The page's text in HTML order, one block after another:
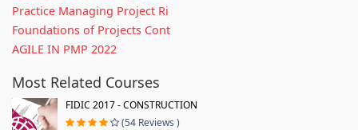
Practice Managing Project Ri
Foundations of Projects Cont
AGILE IN PMP 2022
Most Related Courses
FIDIC 2017 - CONSTRUCTION
(54 Reviews )